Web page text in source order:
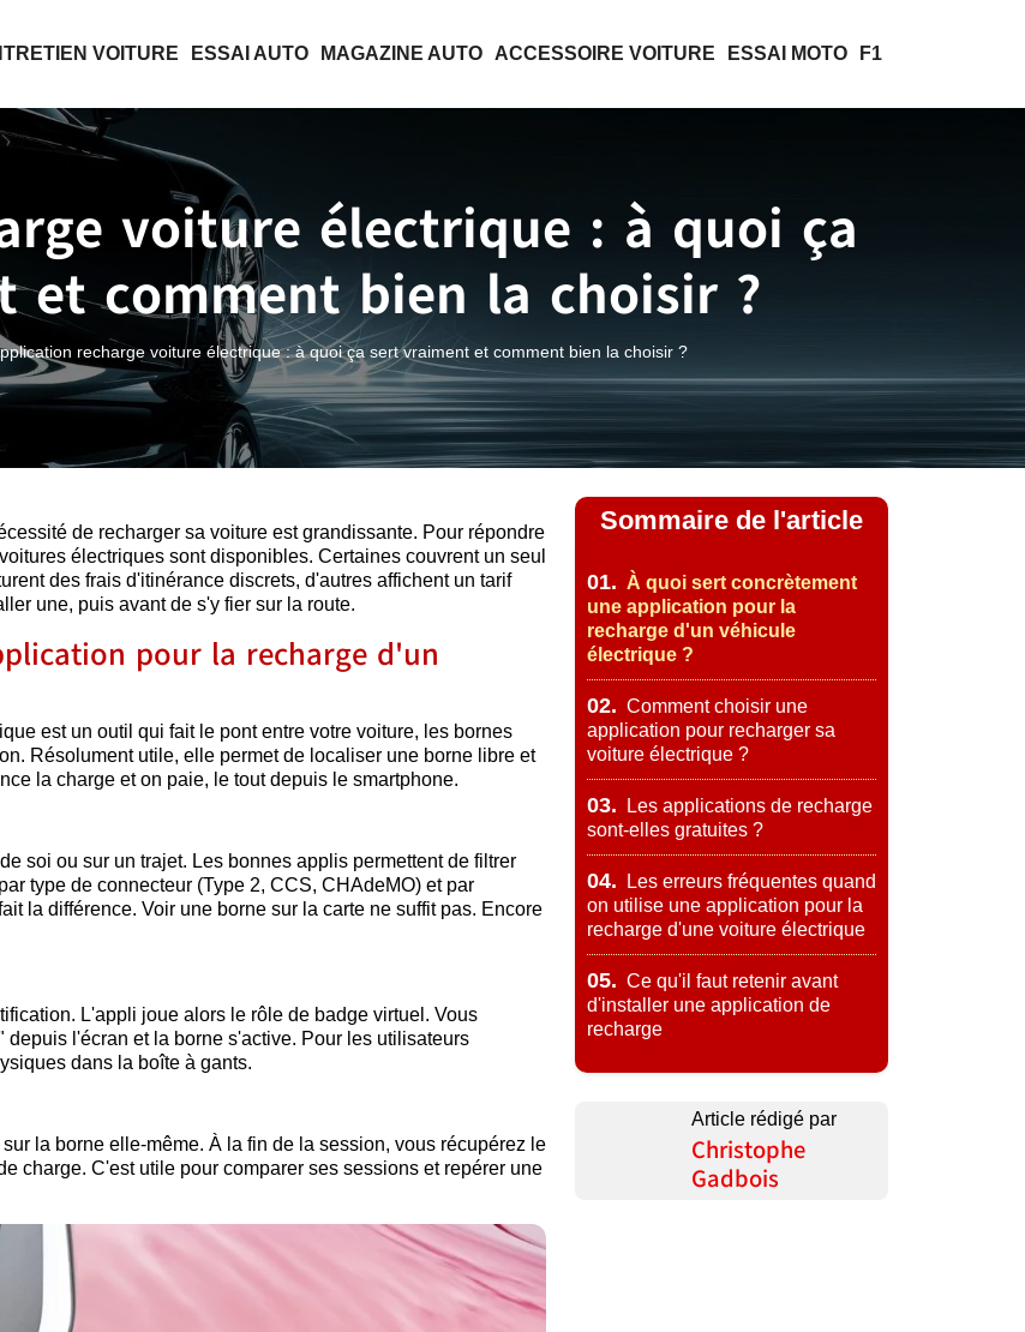
VOITURE ESSAI AUTO MAGAZINE AUTO ACCESSOIRE VOITURE ESSAI MOTO F1
voiture électrique : à quoi ça
et comment bien la choisir ?
recharge voiture électrique : à quoi ça sert vraiment et comment bien la choisir ?
de recharger sa voiture est grandissante. Pour répondre
électriques sont disponibles. Certaines couvrent un seul
des frais d'itinérance discrets, d'autres affichent un tarif
une, puis avant de s'y fier sur la route.
pour la recharge d'un
est un outil qui fait le pont entre votre voiture, les bornes
Résolument utile, elle permet de localiser une borne libre et
la charge et on paie, le tout depuis le smartphone.
soi ou sur un trajet. Les bonnes applis permettent de filtrer
type de connecteur (Type 2, CCS, CHAdeMO) et par
la différence. Voir une borne sur la carte ne suffit pas. Encore
L'appli joue alors le rôle de badge virtuel. Vous
l'écran et la borne s'active. Pour les utilisateurs
dans la boîte à gants.
la borne elle-même. À la fin de la session, vous récupérez le
charge. C'est utile pour comparer ses sessions et repérer une
Sommaire de l'article
01. À quoi sert concrètement
une application pour la
recharge d'un véhicule
électrique ?
02. Comment choisir une
application pour recharger sa
voiture électrique ?
03.
Les applications de recharge
sont-elles gratuites ?
04.
Les erreurs fréquentes quand
on utilise une application pour la
recharge d'une voiture électrique
05. Ce qu'il faut retenir avant
d'installer une application de
recharge
Article rédigé par
Christophe
Gadbois